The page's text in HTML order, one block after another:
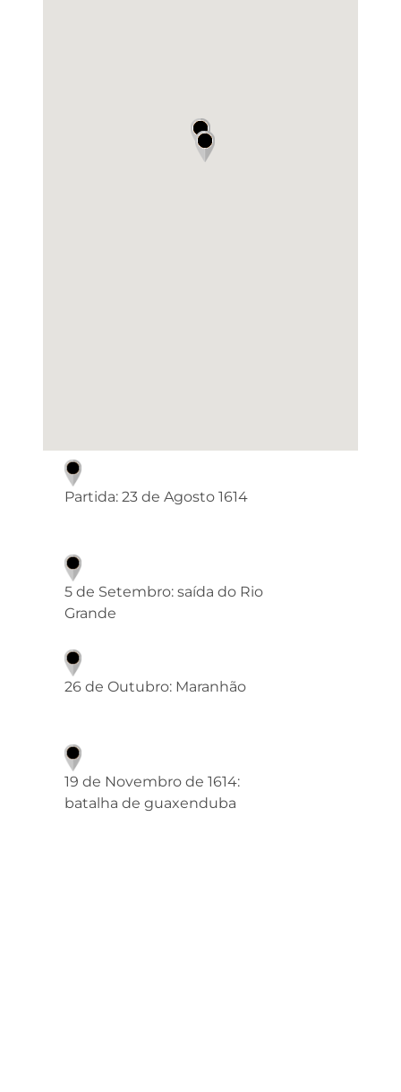
Partida: 23 de Agosto 1614
5 de Setembro: saída do Rio
Grande
26 de Outubro: Maranhão
19 de Novembro de 1614:
batalha de guaxenduba